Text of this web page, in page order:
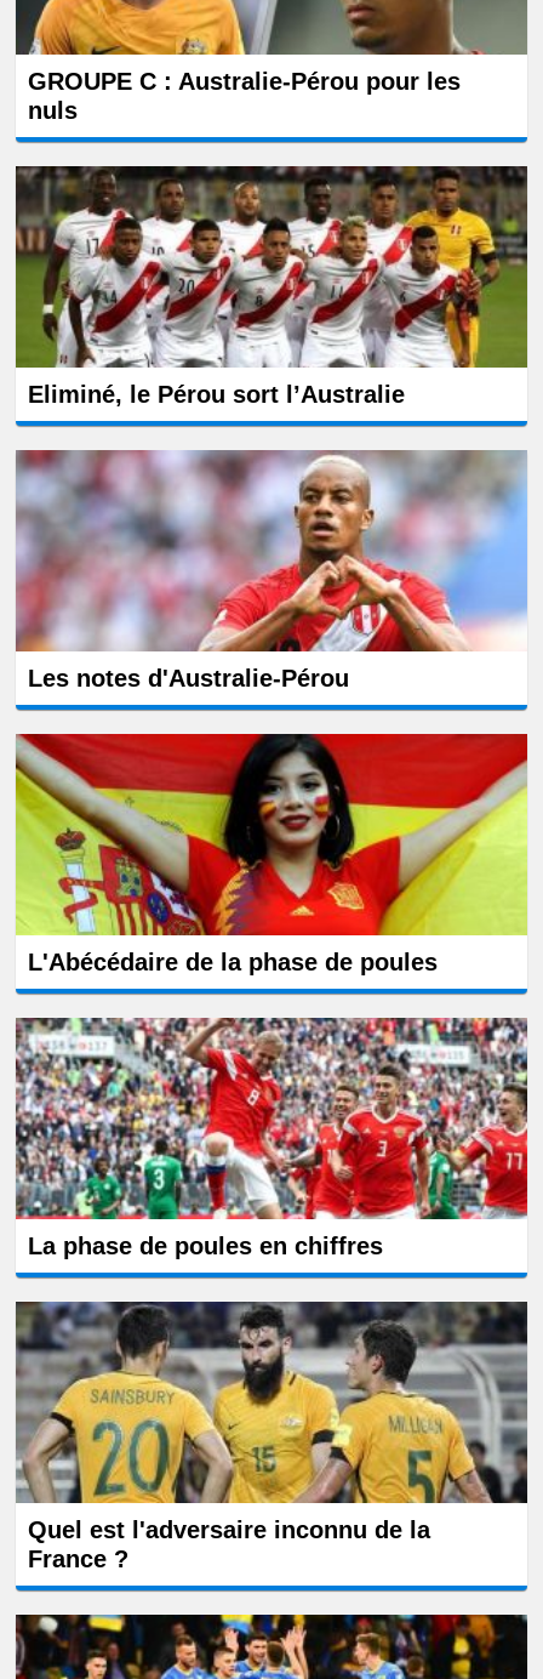
GROUPE C : Australie-Pérou pour les
nuls
Eliminé, le Pérou sort l’Australie
Les notes d'Australie-Pérou
L'Abécédaire de la phase de poules
La phase de poules en chiffres
Quel est l'adversaire inconnu de la
France ?